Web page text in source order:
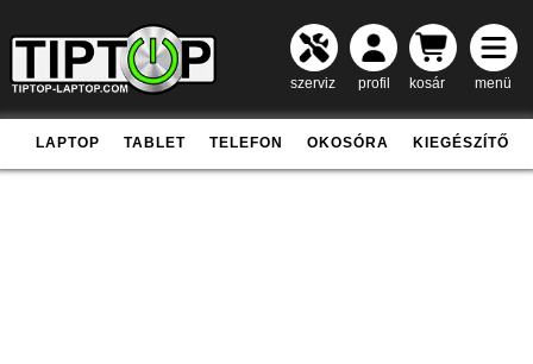
szerviz profil kosár menü
LAPTOP TABLET TELEFON OKOSÓRA KIEGÉSZÍTŐ